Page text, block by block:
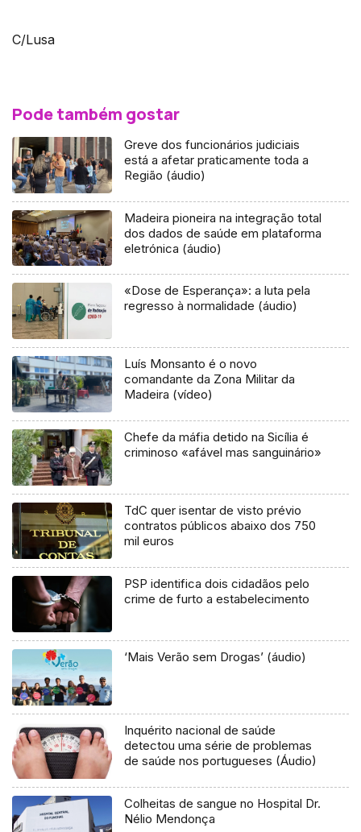
C/Lusa
Pode também gostar
Greve dos funcionários judiciais
está a afetar praticamente toda a
Região (áudio)
Madeira pioneira na integração total
dos dados de saúde em plataforma
eletrónica (áudio)
«Dose de Esperança»: a luta pela
regresso à normalidade (áudio)
Luís Monsanto é o novo
comandante da Zona Militar da
Madeira (vídeo)
Chefe da máfia detido na Sicília é
criminoso «afável mas sanguinário»
TdC quer isentar de visto prévio
contratos públicos abaixo dos 750
mil euros
PSP identifica dois cidadãos pelo
crime de furto a estabelecimento
‘Mais Verão sem Drogas’ (áudio)
Inquérito nacional de saúde
detectou uma série de problemas
de saúde nos portugueses (Áudio)
Colheitas de sangue no Hospital Dr.
Nélio Mendonça